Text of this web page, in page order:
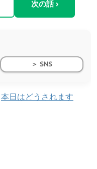
次の話 ›
＞ SNS
本日はどうされます